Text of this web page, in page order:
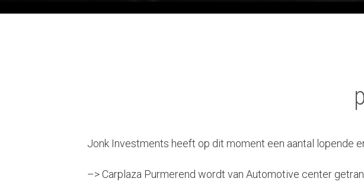
Jonk Investments heeft op dit moment een aantal lopende
–> Carplaza Purmerend wordt van Automotive center